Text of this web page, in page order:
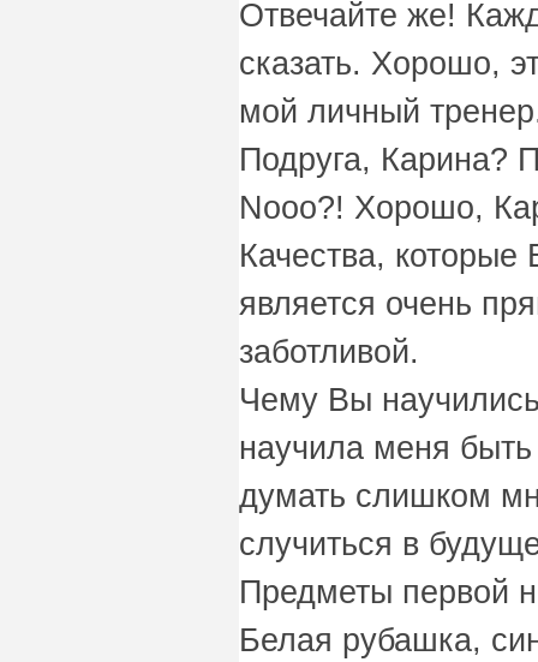
Отвечайте же!
сказать. Хорошо,
мой личный
Подруга, Карина?
Nooo?! Хорошо,
Качества,
является очень
заботливой.
Чему Вы
научила меня
думать слишком
случиться в
Предметы первой
Белая рубашка,